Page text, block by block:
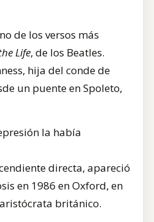
de los versos más
Life, de los Beatles.
hija del conde de
un puente en Spoleto,
la había
directa, apareció
en 1986 en Oxford, en
británico.